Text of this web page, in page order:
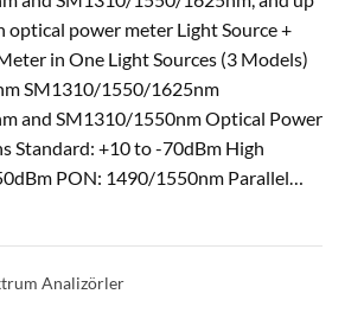
optical power meter Light Source +
in One Light Sources (3 Models)
SM1310/1550/1625nm
and SM1310/1550nm Optical Power
Standard: +10 to -70dBm High
PON: 1490/1550nm Parallel…
Analizörler